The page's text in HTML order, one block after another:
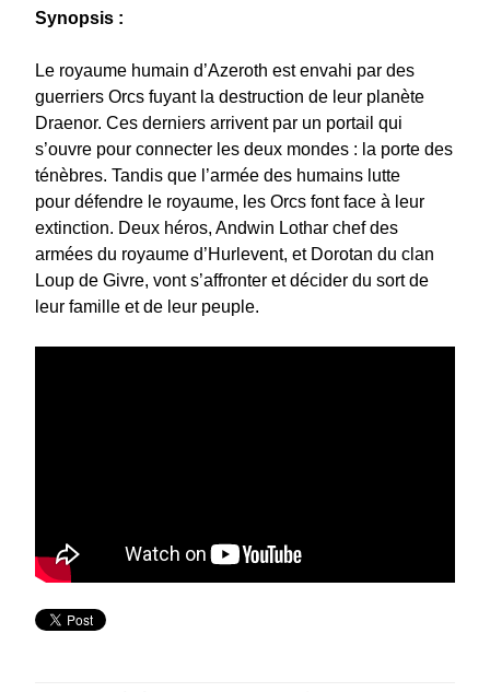
Synopsis :
Le royaume humain d’Azeroth est envahi par des
guerriers Orcs fuyant la destruction de leur planète
Draenor. Ces derniers arrivent par un portail qui
s’ouvre pour connecter les deux mondes : la porte des
ténèbres. Tandis que l’armée des humains lutte
pour défendre le royaume, les Orcs font face à leur
extinction. Deux héros, Andwin Lothar chef des
armées du royaume d’Hurlevent, et Dorotan du clan
Loup de Givre, vont s’affronter et décider du sort de
leur famille et de leur peuple.